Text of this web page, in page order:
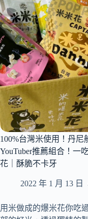
100%台灣米使用！丹
YouTuber推薦組合！一
花｜酥脆不卡牙
2022 年 1 月 13 日
用米做成的爆米花你吃